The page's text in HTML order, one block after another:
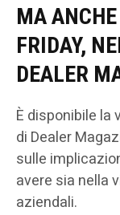
MA
FRIDAY,
DEALER
È disponibile la
di Dealer
sulle
avere sia nella
aziendali.